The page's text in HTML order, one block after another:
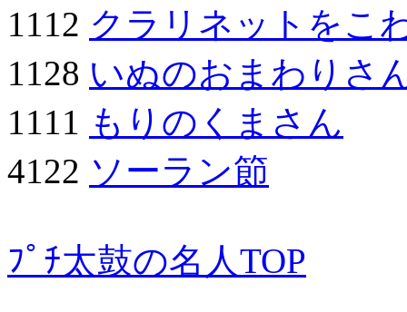
1112 クラリネットをこ
1128 いぬのおまわりさ
1111 もりのくまさん
4122 ソーラン節
ﾌﾟﾁ太鼓の名人TOP